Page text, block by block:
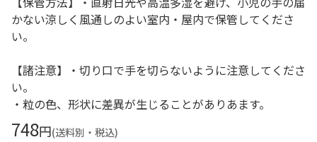
かない涼しく風通しのよい室内・屋内で保管してくださ
い。
【諸注意】・切り口で手を切らないように注意してくださ
い。
・粒の色、形状に差異が生じることがありあます。
748円(送料別・税込)